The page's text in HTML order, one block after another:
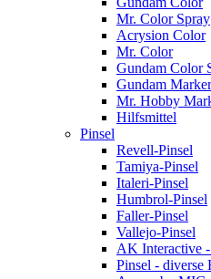
Mr. Color Spray
Acrysion Color
Mr. Color
Gundam Color
Gundam Marker
Mr. Hobby
Hilfsmittel
Pinsel
Revell-Pinsel
Tamiya-Pinsel
Italeri-Pinsel
Humbrol-Pinsel
Faller-Pinsel
Vallejo-Pinsel
AK Interactive -
Pinsel - diverse